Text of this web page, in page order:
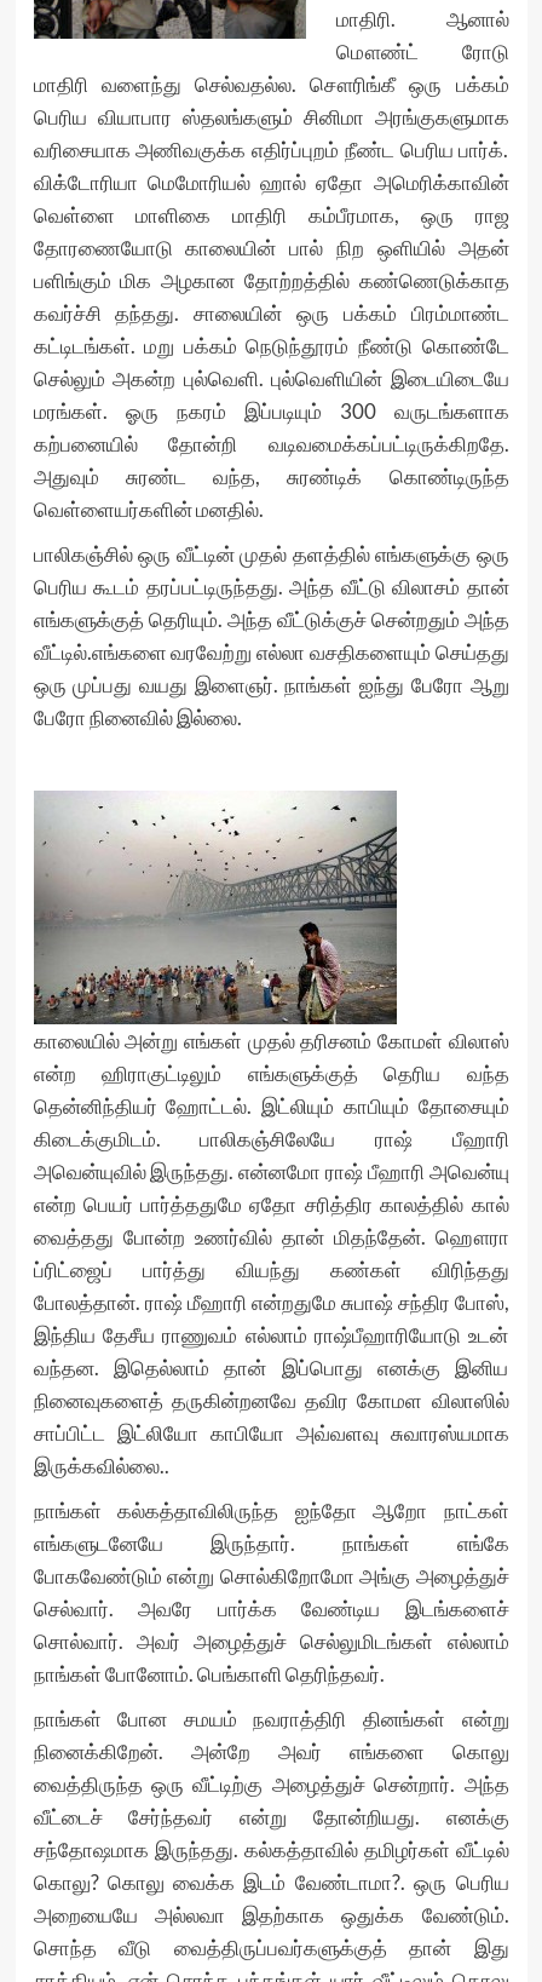
மாதிரி. ஆனால்
மௌண்ட் ரோடு
மாதிரி வளைந்து செல்வதல்ல. சௌரிங்கீ ஒரு பக்கம்
பெரிய வியாபார ஸ்தலங்களும் சினிமா அரங்குகளுமாக
வரிசையாக அணிவகுக்க எதிர்ப்புறம் நீண்ட பெரிய பார்க்.
விக்டோரியா மெமோரியல் ஹால் ஏதோ அமெரிக்காவின்
வெள்ளை மாளிகை மாதிரி கம்பீரமாக, ஒரு ராஜ
தோரணையோடு காலையின் பால் நிற ஒளியில் அதன்
பளிங்கும் மிக அழகான தோற்றத்தில் கண்ணெடுக்காத
கவர்ச்சி தந்தது. சாலையின் ஒரு பக்கம் பிரம்மாண்ட
கட்டிடங்கள். மறு பக்கம் நெடுந்தூரம் நீண்டு கொண்டே
செல்லும் அகன்ற புல்வெளி. புல்வெளியின் இடையிடையே
மரங்கள். ஓரு நகரம் இப்படியும் 300 வருடங்களாக
கற்பனையில் தோன்றி வடிவமைக்கப்பட்டிருக்கிறதே.
அதுவும் சுரண்ட வந்த, சுரண்டிக் கொண்டிருந்த
வெள்ளையர்களின் மனதில்.
பாலிகஞ்சில் ஒரு வீட்டின் முதல் தளத்தில் எங்களுக்கு ஒரு
பெரிய கூடம் தரப்பட்டிருந்தது. அந்த வீட்டு விலாசம் தான்
எங்களுக்குத் தெரியும். அந்த வீட்டுக்குச் சென்றதும் அந்த
வீட்டில்.எங்களை வரவேற்று எல்லா வசதிகளையும் செய்தது
ஒரு முப்பது வயது இளைஞர். நாங்கள் ஐந்து பேரோ ஆறு
பேரோ நினைவில் இல்லை.
காலையில் அன்று எங்கள் முதல் தரிசனம் கோமள் விலாஸ்
என்ற ஹிராகுட்டிலும் எங்களுக்குத் தெரிய வந்த
தென்னிந்தியர் ஹோட்டல். இட்லியும் காபியும் தோசையும்
கிடைக்குமிடம். பாலிகஞ்சிலேயே ராஷ் பீஹாரி
அவென்யுவில் இருந்தது. என்னமோ ராஷ் பீஹாரி அவென்யு
என்ற பெயர் பார்த்ததுமே ஏதோ சரித்திர காலத்தில் கால்
வைத்தது போன்ற உணர்வில் தான் மிதந்தேன். ஹௌரா
ப்ரிட்ஜைப் பார்த்து வியந்து கண்கள் விரிந்தது
போலத்தான். ராஷ் மீஹாரி என்றதுமே சுபாஷ் சந்திர போஸ்,
இந்திய தேசீய ராணுவம் எல்லாம் ராஷ்பீஹாரியோடு உடன்
வந்தன. இதெல்லாம் தான் இப்பொது எனக்கு இனிய
நினைவுகளைத் தருகின்றனவே தவிர கோமள விலாஸில்
சாப்பிட்ட இட்லியோ காபியோ அவ்வளவு சுவாரஸ்யமாக
இருக்கவில்லை..
நாங்கள் கல்கத்தாவிலிருந்த ஐந்தோ ஆறோ நாட்கள்
எங்களுடனேயே இருந்தார். நாங்கள் எங்கே
போகவேண்டும் என்று சொல்கிறோமோ அங்கு அழைத்துச்
செல்வார். அவரே பார்க்க வேண்டிய இடங்களைச்
சொல்வார். அவர் அழைத்துச் செல்லுமிடங்கள் எல்லாம்
நாங்கள் போனோம். பெங்காளி தெரிந்தவர்.
நாங்கள் போன சமயம் நவராத்திரி தினங்கள் என்று
நினைக்கிறேன். அன்றே அவர் எங்களை கொலு
வைத்திருந்த ஒரு வீட்டிற்கு அழைத்துச் சென்றார். அந்த
வீட்டைச் சேர்ந்தவர் என்று தோன்றியது. எனக்கு
சந்தோஷமாக இருந்தது. கல்கத்தாவில் தமிழர்கள் வீட்டில்
கொலு? கொலு வைக்க இடம் வேண்டாமா?. ஒரு பெரிய
அறையையே அல்லவா இதற்காக ஒதுக்க வேண்டும்.
சொந்த வீடு வைத்திருப்பவர்களுக்குத் தான் இது